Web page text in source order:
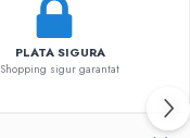
PLATA SIGURA
Shopping sigur garantat